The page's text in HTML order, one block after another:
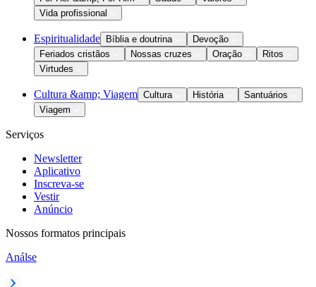
Vida profissional
Espiritualidade Bíblia e doutrina
Devoção
Feriados cristãos
Nossas cruzes Oração
Ritos
Virtudes
Cultura &amp; Viagem Cultura História
Santuários
Viagem
Serviços
Newsletter
Aplicativo
Inscreva-se
Vestir
Anúncio
Nossos formatos principais
Análse